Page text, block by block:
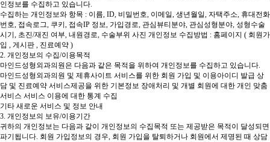
인정보를 수집하고 있습니다.
수집하는 개인정보와 항목 : 이름, ID, 비밀번호, 이메일, 생년월일, 자택주소, 휴대전화
번호, 접속로그, 쿠키, 접속IP 정보, 가입경로, 관심뷰티분야, 관심성형분야, 성형수술
시기, 초진/재진 여부, 내원경로, 수술부위 사진 개인정보 수집방법 : 홈페이지 ( 회원가
입 , 게시판 , 진료예약 )
2. 개인정보의 수집/이용목적
마인드성형외과의원은 다음과 같은 목적을 위하여 개인정보를 수집하고 있습니다.
마인드성형외과의원 및 제휴사이트 서비스를 위한 회원 가입 및 이용아이디 발급 상
담 및 진료예약 서비스제공을 위한 기본정보 장애처리 및 개별 회원에 대한 개인 맞춤
서비스 서비스 이용에 대한 통계 수집
기타 새로운 서비스 및 정보 안내
3. 개인정보의 보유/이용기간
귀하의 개인정보는 다음과 같이 개인정보의 수집목적 또는 제공받은 목적이 달성되면
파기됩니다. 회원 가입정보의 경우, 회원 가입을 탈퇴하거나 회원에서 제명된 때 상담